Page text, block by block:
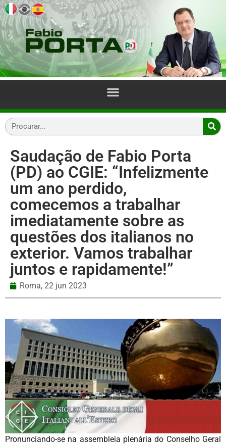
Saudação de Fabio Porta
(PD) ao CGIE: “Infelizmente
um ano perdido,
comecemos a trabalhar
imediatamente sobre as
questões dos italianos no
exterior. Vamos trabalhar
juntos e rapidamente!”
Roma, 22 jun 2023
Pronunciando-se na assembleia plenária do Conselho Geral